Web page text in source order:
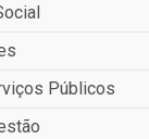
Públicos